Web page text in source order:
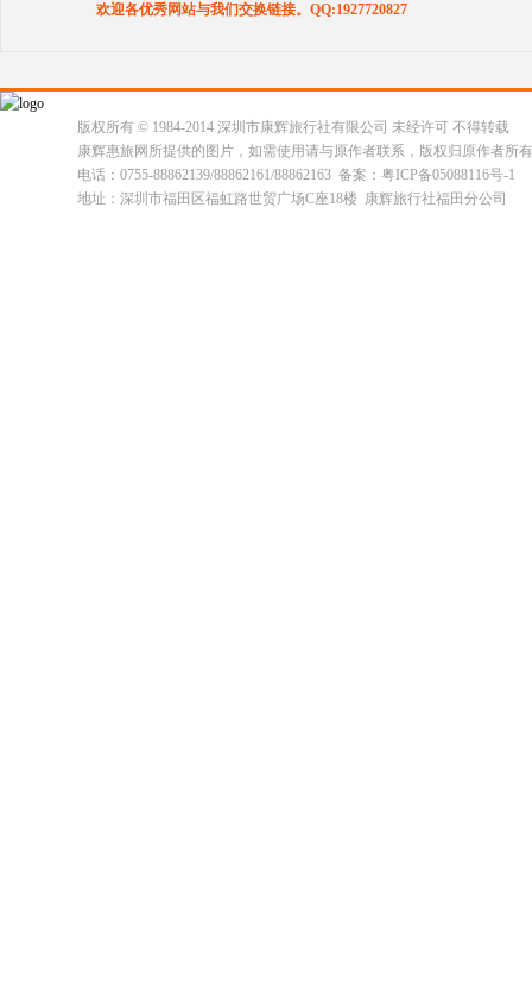
欢迎各优秀网站与我们交换链接。QQ:1927720827
版权所有 © 1984-2014 深圳市康辉旅行社有限公司 未经许可 不得转载
康辉惠旅网所提供的图片，如需使用请与原作者联系，版权归原作者所
电话：0755-88862139/88862161/88862163 备案：粤ICP备05088116号-1
地址：深圳市福田区福虹路世贸广场C座18楼 康辉旅行社福田分公司